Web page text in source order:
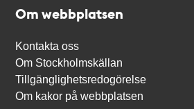
Om webbplatsen
Kontakta oss
Om Stockholmskällan
Tillgänglighetsredogörelse
Om kakor på webbplatsen